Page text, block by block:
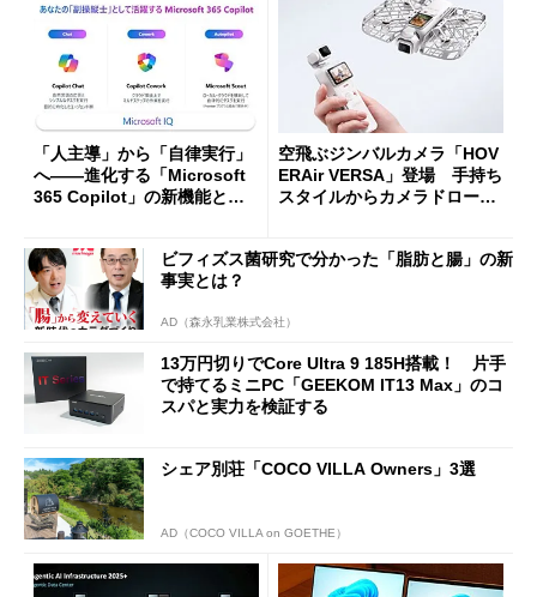
「人主導」から「自律実行」
へ――進化する「Microsoft
365 Copilot」の新機能とエ
空飛ぶジンバルカメラ「HOV
ERAir VERSA」登場 手持ち
スタイルからカメラドローン
ビフィズス菌研究で分かった「脂肪と腸」の新
事実とは？
AD（森永乳業株式会社）
13万円切りでCore Ultra 9 185H搭載！ 片手
で持てるミニPC「GEEKOM IT13 Max」のコ
スパと実力を検証する
シェア別荘「COCO VILLA Owners」3選
AD（COCO VILLA on GOETHE）